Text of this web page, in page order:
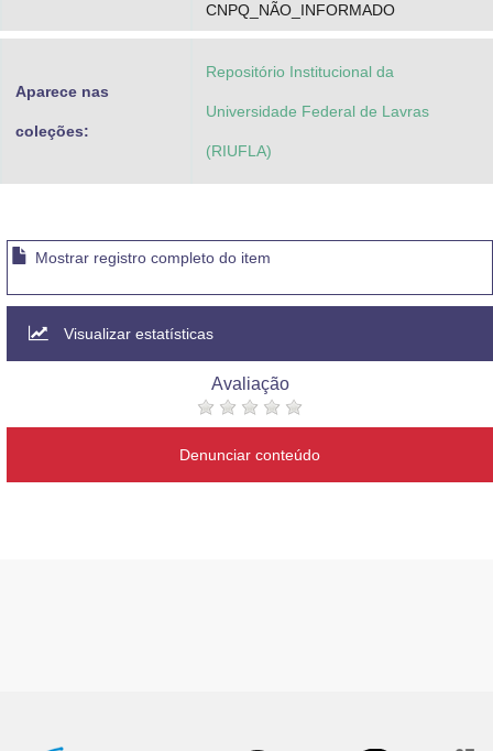
CNPQ_NÃO_INFORMADO
Aparece nas
coleções:
Repositório Institucional da
Universidade Federal de Lavras
(RIUFLA)
Mostrar registro completo do item
Visualizar estatísticas
Avaliação
Denunciar conteúdo